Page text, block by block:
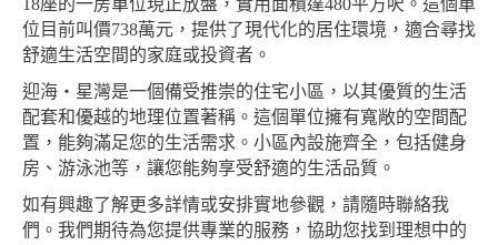
18座的一房單位現正放盤，實用面積達480平方呎。這個單
位目前叫價738萬元，提供了現代化的居住環境，適合尋找
舒適生活空間的家庭或投資者。
迎海‧星灣是一個備受推崇的住宅小區，以其優質的生活
配套和優越的地理位置著稱。這個單位擁有寬敞的空間配
置，能夠滿足您的生活需求。小區內設施齊全，包括健身
房、游泳池等，讓您能夠享受舒適的生活品質。
如有興趣了解更多詳情或安排實地參觀，請隨時聯絡我
們。我們期待為您提供專業的服務，協助您找到理想中的